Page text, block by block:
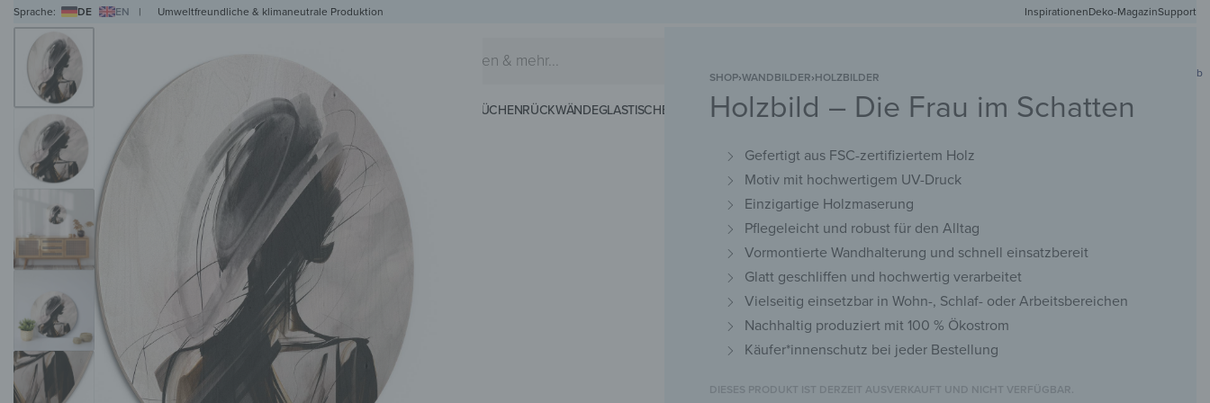
Sprache: DE EN | Umweltfreundliche & klimaneutrale Produktion InspirationenDeko-MagazinSupport
Warenkorb
WANDBILDERWANDUHREN MAGNETTAFELN HERDABDECKPLATTEN KÜCHENRÜCKWÄNDEGLASTISCHE SCHNEIDEBRETTERMAGNETMATTENSCHLÜSSELBRETTERKREIDETAFELNWANDSPIEGEL
SHOP›WANDBILDER›HOLZBILDER
Holzbild – Die Frau im Schatten
Gefertigt aus FSC-zertifiziertem Holz
Motiv mit hochwertigem UV-Druck
Einzigartige Holzmaserung
Pflegeleicht und robust für den Alltag
Vormontierte Wandhalterung und schnell einsatzbereit
Glatt geschliffen und hochwertig verarbeitet
Vielseitig einsetzbar in Wohn-, Schlaf- oder Arbeitsbereichen
Nachhaltig produziert mit 100 % Ökostrom
Käufer*innenschutz bei jeder Bestellung
DIESES PRODUKT IST DERZEIT AUSVERKAUFT UND NICHT VERFÜGBAR.